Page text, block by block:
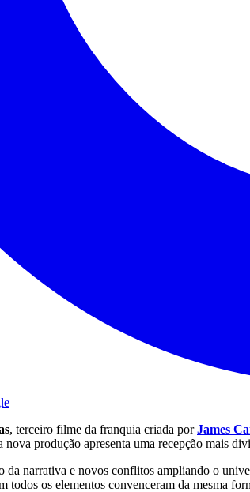
, terceiro filme da franquia criada porJames
nova produção apresenta uma recepção mais
da narrativa e novos conflitos ampliando o
todos os elementos convenceram da mesma